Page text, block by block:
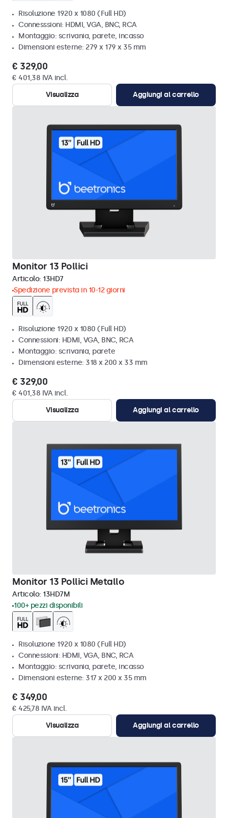
Risoluzione 1920 x 1080 (Full HD)
Connesssioni: HDMI, VGA, BNC, RCA
Montaggio: scrivania, parete, incasso
Dimensioni esterne: 279 x 179 x 35 mm
€ 329,00
€ 401,38 IVA incl.
Visualizza
Aggiungi al carrello
Monitor 13 Pollici
Articolo: 13HD7
Spedizione prevista in 10-12 giorni
Risoluzione 1920 x 1080 (Full HD)
Connessioni: HDMI, VGA, BNC, RCA
Montaggio: scrivania, parete
Dimensioni esterne: 318 x 200 x 33 mm
€ 329,00
€ 401,38 IVA incl.
Visualizza
Aggiungi al carrello
Monitor 13 Pollici Metallo
Articolo: 13HD7M
100+ pezzi disponibili
Risoluzione 1920 x 1080 (Full HD)
Connessioni: HDMI, VGA, BNC, RCA
Montaggio: scrivania, parete, incasso
Dimensioni esterne: 317 x 200 x 35 mm
€ 349,00
€ 425,78 IVA incl.
Visualizza
Aggiungi al carrello